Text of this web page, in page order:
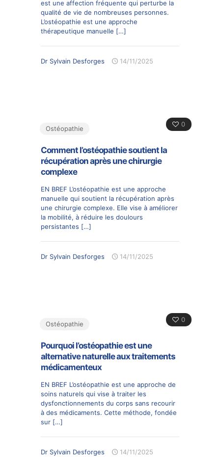
est une affection fréquente qui perturbe la
qualité de vie de nombreuses personnes.
L’ostéopathie est une approche
thérapeutique manuelle […]
Dr Sylvain Desforges 14/11/2025
0
Ostéopathie
Comment l’ostéopathie soutient la
récupération après une chirurgie
complexe
EN BREF L’ostéopathie est une approche
manuelle qui soutient la récupération après
une chirurgie complexe. Elle vise à améliorer
la mobilité, à réduire les doulours
persistantes […]
Dr Sylvain Desforges 14/11/2025
0
Ostéopathie
Pourquoi l’ostéopathie est une
alternative naturelle aux traitements
médicamenteux
EN BREF L’ostéopathie est une approche de
soins naturels qui vise à traiter les
dysfonctionnements du corps sans recourir
à des médicaments. Cette méthode, fondée
sur […]
Dr Sylvain Desforges 14/11/2025